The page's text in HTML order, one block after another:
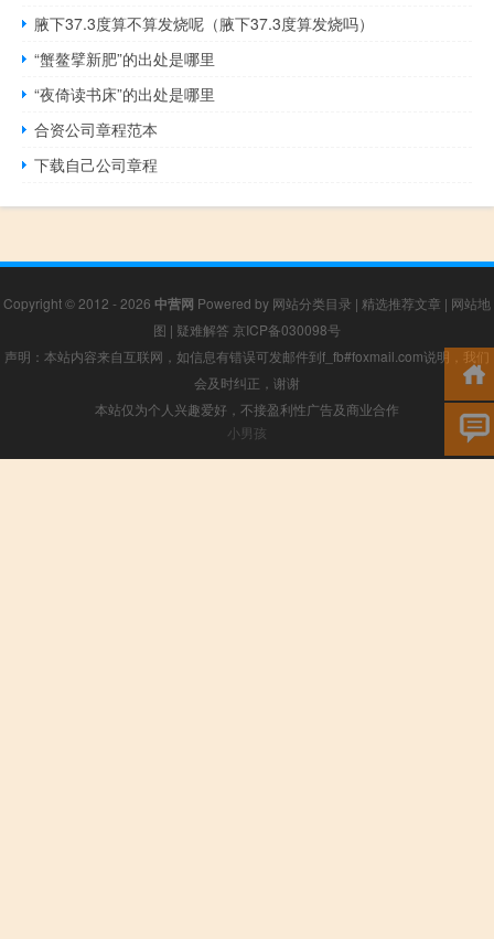
腋下37.3度算不算发烧呢（腋下37.3度算发烧吗）
“蟹鳌擘新肥”的出处是哪里
“夜倚读书床”的出处是哪里
合资公司章程范本
下载自己公司章程
Copyright © 2012 - 2026 中营网 Powered by 网站分类目录 | 精选推荐文章 | 网站地
图 | 疑难解答 京ICP备030098号
声明：本站内容来自互联网，如信息有错误可发邮件到f_fb#foxmail.com说明，我们
会及时纠正，谢谢
本站仅为个人兴趣爱好，不接盈利性广告及商业合作
小男孩